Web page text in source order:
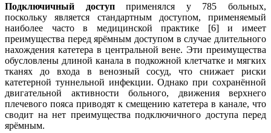
Подключичный доступприменялся у 785 больных,
поскольку является стандартным доступом, применяемый
наиболее часто в медицинской практике [6] и имеет
преимущества перед ярёмным доступом в случае длительного
нахождения катетера в центральной вене. Эти преимущества
обусловлены длиной канала в подкожной клетчатке и мягких
тканях до входа в венозный сосуд, что снижает риски
катетерной туннельной инфекции. Однако при сохранённой
двигательной активности больного, движения верхнего
плечевого пояса приводят к смещению катетера в канале, что
сводит на нет преимущества подключичного доступа перед
ярёмным.